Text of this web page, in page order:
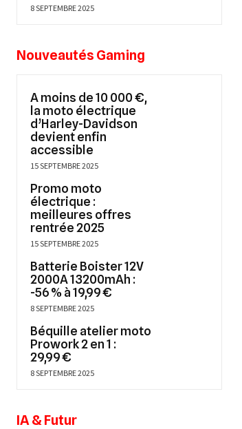
8 SEPTEMBRE 2025
Nouveautés Gaming
A moins de 10 000 €,
la moto électrique
d’Harley-Davidson
devient enfin
accessible
15 SEPTEMBRE 2025
Promo moto
électrique :
meilleures offres
rentrée 2025
15 SEPTEMBRE 2025
Batterie Boister 12V
2000A 13200mAh :
-56 % à 19,99 €
8 SEPTEMBRE 2025
Béquille atelier moto
Prowork 2 en 1 :
29,99 €
8 SEPTEMBRE 2025
IA & Futur